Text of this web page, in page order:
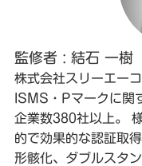
監修者 : 結石 一樹
株式会社スリーエー
ISMS・Pマークに関
企業数380社以上。
的で効果的な認証取
形骸化、ダブルスタ